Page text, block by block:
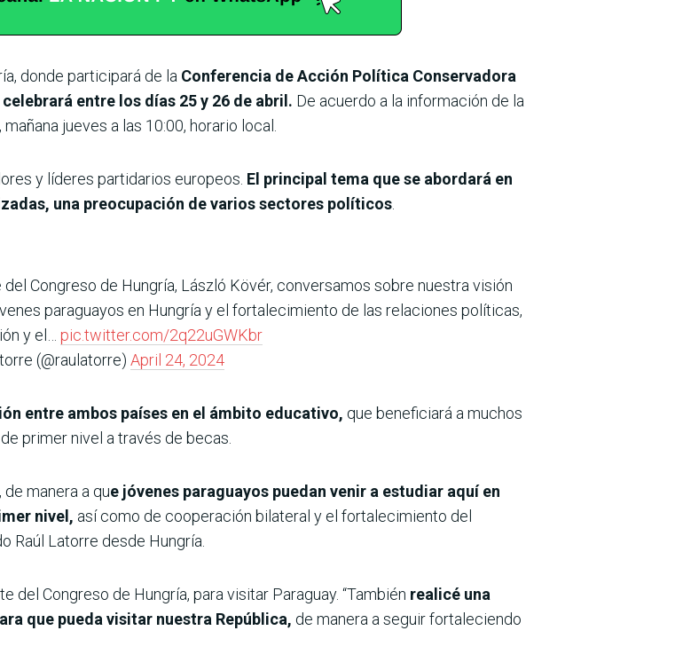
donde participará de la Conferencia de Acción Política Conservadora
entre los días 25 y 26 de abril. De acuerdo a la información de la
jueves a las 10:00, horario local.
y líderes partidarios europeos. El principal tema que se abordará en
una preocupación de varios sectores políticos
Congreso de Hungría, László Kövér, conversamos sobre nuestra visión
paraguayos en Hungría y el fortalecimiento de las relaciones políticas,
y el… pic.twitter.com/2q22uGWKbr
(@raulatorre) April 24, 2024
entre ambos países en el ámbito educativo, que beneficiará a muchos
primer nivel a través de becas.
manera a que jóvenes paraguayos puedan venir a estudiar aquí en
nivel, así como de cooperación bilateral y el fortalecimiento del
Raúl Latorre desde Hungría.
Congreso de Hungría, para visitar Paraguay. “También realicé una
que pueda visitar nuestra República, de manera a seguir fortaleciendo